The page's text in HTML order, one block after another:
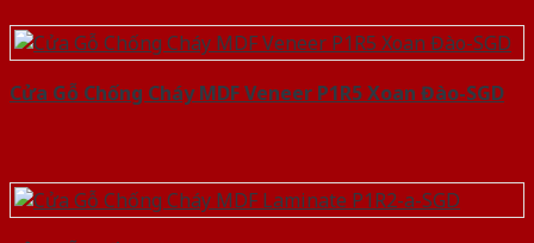
Cửa Gỗ Chống Cháy MDF Veneer P1R5 Xoan Đào-SGD